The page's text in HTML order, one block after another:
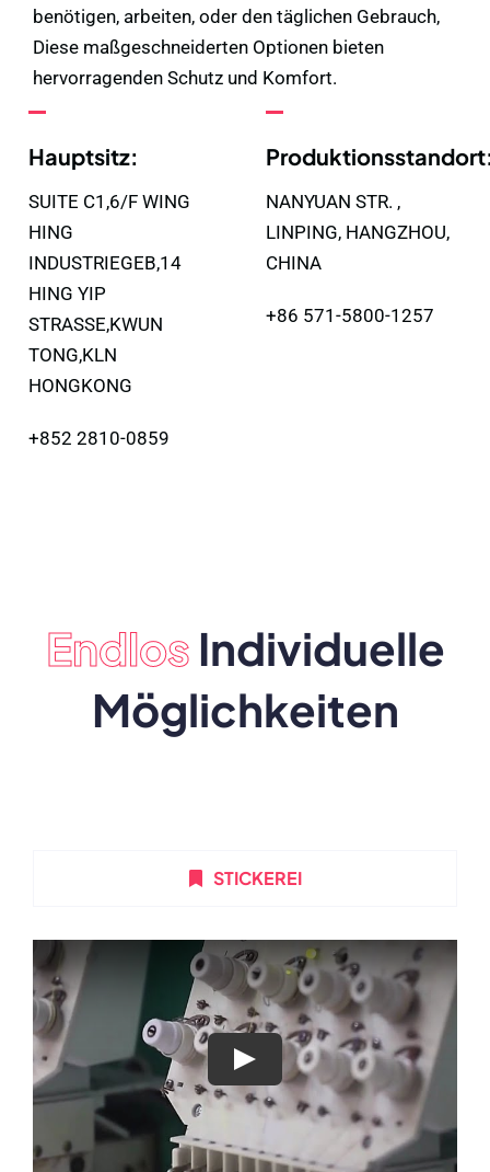
benötigen, arbeiten, oder den täglichen Gebrauch,
Diese maßgeschneiderten Optionen bieten
hervorragenden Schutz und Komfort.
Hauptsitz:
SUITE C1,6/F WING
HING
INDUSTRIEGEB,14
HING YIP
STRASSE,KWUN
TONG,KLN
HONGKONG
+852 2810-0859
NANYUAN STR. ,
LINPING, HANGZHOU,
CHINA
+86 571-5800-1257
EndlosIndividuelle
Möglichkeiten
STICKEREI